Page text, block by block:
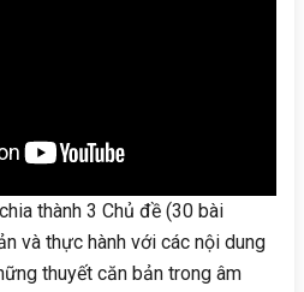
thành 3 Chủ đề (30 bài
và thực hành với các nội dung
thuyết căn bản trong âm